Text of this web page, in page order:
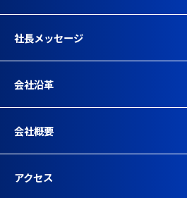
社長メッセージ
会社沿革
会社概要
アクセス